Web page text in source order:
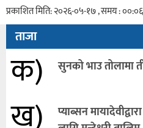
प्रकाशित मिति: २०२६-०५-१७ , समय :
ताजा
क) सुनको भाउ तोलामा
ख)
प्याब्सन